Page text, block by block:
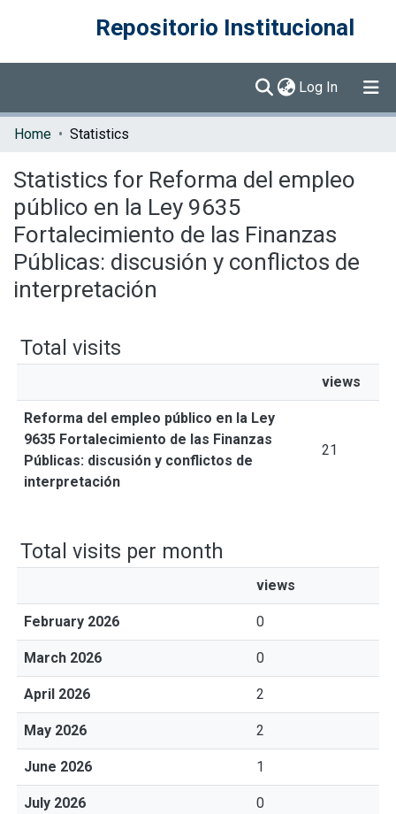
Repositorio Institucional
Log In (current)
Communities & Collections
Home Statistics
Statistics for Reforma del empleo
público en la Ley 9635
Fortalecimiento de las Finanzas
Públicas: discusión y conflictos de
interpretación
Total visits
views
Reforma del empleo público en la Ley
9635 Fortalecimiento de las Finanzas
Públicas: discusión y conflictos de
interpretación
21
Total visits per month
views
February 2026 0
March 2026 0
April 2026 2
May 2026 2
June 2026 1
July 2026 0